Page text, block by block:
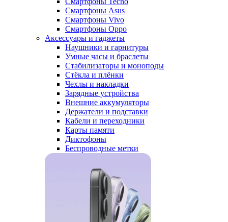
Смартфоны Asus
Смартфоны Vivo
Смартфоны Oppo
Аксессуары и гаджеты
Наушники и гарнитуры
Умные часы и браслеты
Стабилизаторы и моноподы
Стёкла и плёнки
Чехлы и накладки
Зарядные устройства
Внешние аккумуляторы
Держатели и подставки
Кабели и переходники
Карты памяти
Диктофоны
Беспроводные метки